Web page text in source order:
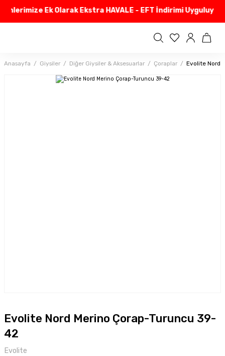
Ek Olarak Ekstra HAVALE - EFT İndirimi
Anasayfa Giysiler Diğer Giysiler & Aksesuarlar Çoraplar Evolite Nord
Evolite Nord Merino Çorap-Turuncu 39-
42
Evolite